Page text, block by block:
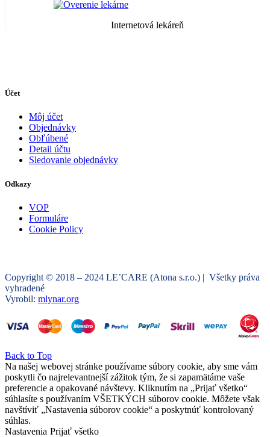
Internetová lekáreň
Účet
Môj účet
Objednávky
Obľúbené
Detail účtu
Sledovanie objednávky
Odkazy
VOP
Formuláre
Cookie Policy
Copyright © 2018 – 2024 LE’CARE (Atona s.r.o.) | Všetky práva
vyhradené
Vyrobil: mlynar.org
Back to Top
Na našej webovej stránke používame súbory cookie, aby sme vám
poskytli čo najrelevantnejší zážitok tým, že si zapamätáme vaše
preferencie a opakované návštevy. Kliknutím na „Prijať všetko“
súhlasíte s používaním VŠETKÝCH súborov cookie. Môžete však
navštíviť „Nastavenia súborov cookie“ a poskytnúť kontrolovaný
súhlas.
Nastavenia Prijať všetko